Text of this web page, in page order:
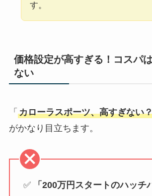
す。
価格設定が高すぎる！コスパ
ない
「 カローラスポーツ、高すぎない
がかなり目立ちます。
✅ 「200万円スタートのハッチ